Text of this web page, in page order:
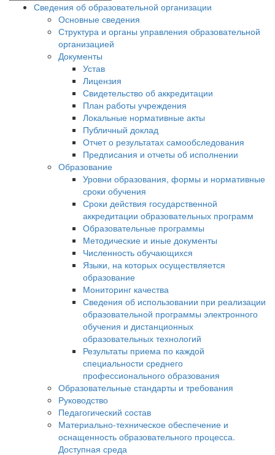
Сведения об образовательной организации
Основные сведения
Структура и органы управления образовательной
организацией
Документы
Устав
Лицензия
Свидетельство об аккредитации
План работы учреждения
Локальные нормативные акты
Публичный доклад
Отчет о результатах самообследования
Предписания и отчеты об исполнении
Образование
Уровни образования, формы и нормативные
сроки обучения
Сроки действия государственной
аккредитации образовательных программ
Образовательные программы
Методические и иные документы
Численность обучающихся
Языки, на которых осуществляется
образование
Мониторинг качества
Сведения об использовании при реализации
образовательной программы электронного
обучения и дистанционных
образовательных технологий
Результаты приема по каждой
специальности среднего
профессионального образования
Образовательные стандарты и требования
Руководство
Педагогический состав
Материально-техническое обеспечение и
оснащенность образовательного процесса.
Доступная среда